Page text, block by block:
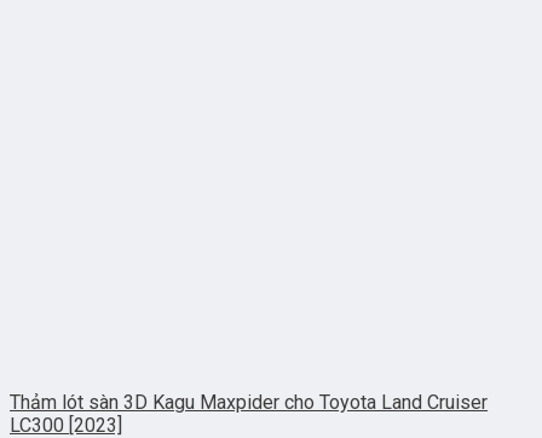
Thảm lót sàn 3D Kagu Maxpider cho Toyota Land Cruiser
LC300 [2023]